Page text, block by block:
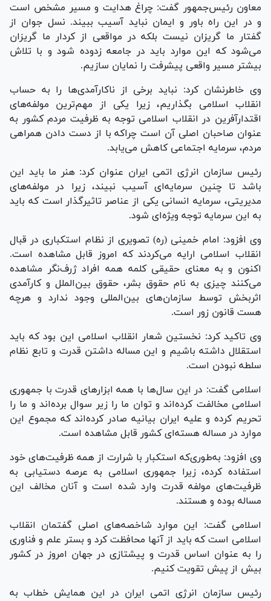
معاون رئیس‌جمهور گفت: چراغ هدایت و مسیر مشخص است
و در این راه باور و ایمان نباید آسیب ببیند. نسل جوان از
گفتار ما گریزان نیست بلکه در مواقعی از کردار ما گریزان
می‌شود که این موارد باید در جامعه زدوده شود و با تلاش
بیشتر مسیر واقعی پیشرفت را نمایان سازیم.
وی خاطرنشان کرد: نباید برخی از ناکارآمدی‌ها را به حساب
انقلاب اسلامی بگذاریم، زیرا یکی از مهم‌ترین مولفه‌های
اقتدارآفرین در انقلاب اسلامی توجه به ظرفیت مردم کشور به
عنوان صاحبان اصلی آن است چراکه با از دست دادن همراهی
مردم، سرمایه اجتماعی کاهش می‌یابد.
رئیس سازمان انرژی اتمی ایران عنوان کرد: هنر ما باید این
باشد تا چنین سرمایه‌ای آسیب نبیند، زیرا در مولفه‌های
مدیریتی، سرمایه انسانی یکی از عناصر تاثیرگذار است که باید
به این سرمایه توجه ویژه‌ای شود.
وی افزود: امام خمینی (ره) تصویری از نظام استکباری در قبال
انقلاب اسلامی ارایه می‌کردند که امروز قابل مشاهده است.
اکنون و به معنای حقیقی کلمه همه افراد ژرف‌نگر مشاهده
می‌کنند چیزی به نام حقوق بشر، حقوق بین‌الملل و کارآمدی
اثربخش توسط سازمان‌های بین‌المللی وجود ندارد و هرچه
هست قانون زور است.
وی تاکید کرد: نخستین شعار انقلاب اسلامی این بود که باید
استقلال داشته باشیم و این مساله داشتن قدرت و تابع نظام
سلطه نبودن است.
اسلامی گفت: در این سال‌ها با همه ابزار‌های قدرت با جمهوری
اسلامی مخالفت کرده‌اند و توان ما را زیر سوال برده‌اند و ما را
تحریم کرده و علیه ایران بیانیه صادر کرده‌اند که مجموع این
موارد در مساله هسته‌ای کشور قابل مشاهده است.
وی افزود: به‌طوری‌که استکبار با شرارت از همه ظرفیت‌های خود
استفاده کرده، زیرا جمهوری اسلامی به عرصه دستیابی به
ظرفیت‌های مولفه قدرت وارد شده است و آنان مخالف این
مساله بوده و هستند.
اسلامی گفت: این موارد شاخصه‌های اصلی گفتمان انقلاب
اسلامی است که باید از آنها محافظت کرد و بستر علم و فناوری
را به عنوان اساس قدرت و پیشتازی در جهان امروز در کشور
بیش از پیش تقویت کنیم.
رئیس سازمان انرژی اتمی ایران در این همایش خطاب به